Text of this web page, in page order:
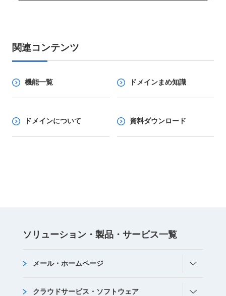
関連コンテンツ
機能一覧 ドメインまめ知識
ドメインについて 資料ダウンロード
ソリューション・製品・サービス⼀覧
メール・ホームページ
クラウドサービス・ソフトウェア